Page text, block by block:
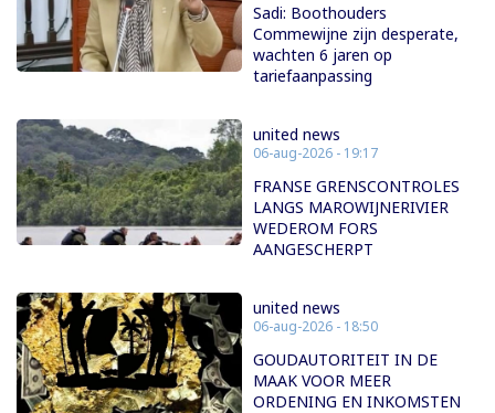
Sadi: Boothouders
Commewijne zijn desperate,
wachten 6 jaren op
tariefaanpassing
united news
06-aug-2026 - 19:17
FRANSE GRENSCONTROLES
LANGS MAROWIJNERIVIER
WEDEROM FORS
AANGESCHERPT
united news
06-aug-2026 - 18:50
GOUDAUTORITEIT IN DE
MAAK VOOR MEER
ORDENING EN INKOMSTEN